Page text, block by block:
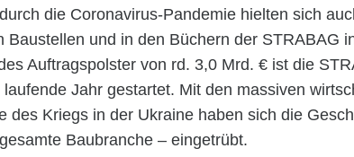
die Coronavirus-Pandemie hielten sich
Baustellen und in den Büchern der STRABAG
Auftragspolster von rd. 3,0 Mrd. € ist die
Jahr gestartet. Mit den massiven
des Kriegs in der Ukraine haben sich die
Baubranche – eingetrübt.